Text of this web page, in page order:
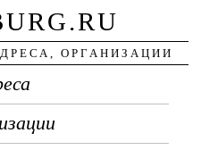
ОРГАНИЗАЦИИ